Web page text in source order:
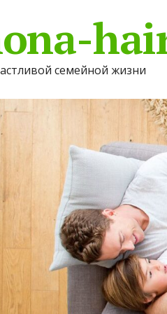
семейной жизни